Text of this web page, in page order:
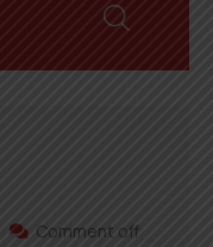
Comment off